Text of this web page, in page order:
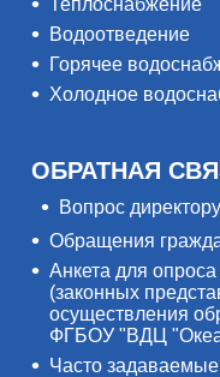
Водоотведение
Горячее
Холодное
ОБРАТНАЯ
Вопрос директору
Обращения
Анкета для
(законных
осуществления
ФГБОУ "ВДЦ
Часто